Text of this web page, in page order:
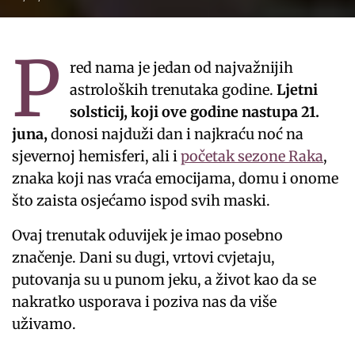
P
red nama je jedan od najvažnijih
astroloških trenutaka godine. Ljetni
solsticij, koji ove godine nastupa 21.
juna,donosi najduži dan i najkraću noć na
sjevernoj hemisferi, ali ipočetak sezone Raka,
znaka koji nas vraća emocijama, domu i onome
što zaista osjećamo ispod svih maski.
Ovaj trenutak oduvijek je imao posebno
značenje. Dani su dugi, vrtovi cvjetaju,
putovanja su u punom jeku, a život kao da se
nakratko usporava i poziva nas da više
uživamo.